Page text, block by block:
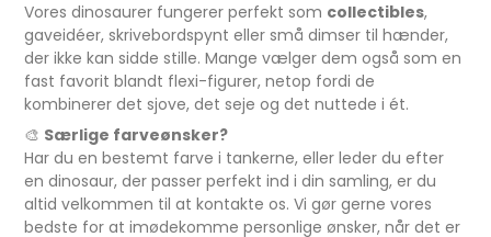
Vores dinosaurer fungerer perfekt som collectibles,
gaveidéer, skrivebordspynt eller små dimser til hænder,
der ikke kan sidde stille. Mange vælger dem også som en
fast favorit blandt flexi-figurer, netop fordi de
kombinerer det sjove, det seje og det nuttede i ét.
🎨 Særlige farveønsker?
Har du en bestemt farve i tankerne, eller leder du efter
en dinosaur, der passer perfekt ind i din samling, er du
altid velkommen til at kontakte os. Vi gør gerne vores
bedste for at imødekomme personlige ønsker, når det er